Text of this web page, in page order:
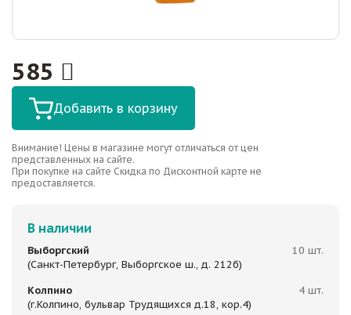
585
Добавить в корзину
Внимание! Цены в магазине могут отличаться от цен
представленных на сайте.
При покупке на сайте Скидка по Дисконтной карте не
предоставляется.
В наличии
Выборгский
(Санкт-Петербург, Выборгское ш., д. 212б)
10 шт.
Колпино
(г.Колпино, бульвар Трудящихся д.18, кор.4)
4 шт.